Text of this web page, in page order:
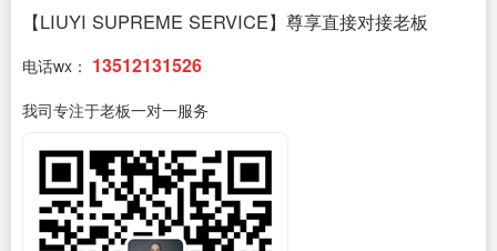
【LIUYI SUPREME SERVICE】尊享直接对接老板
电话wx： 13512131526
我司专注于老板一对一服务